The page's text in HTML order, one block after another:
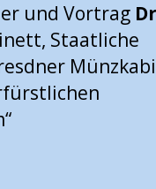
und Vortrag
Staatliche